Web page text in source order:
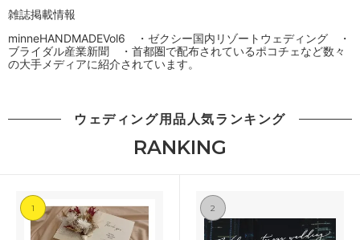
雑誌掲載情報
minneHANDMADEVol6 ・ゼクシー国内リゾートウェディング ・
ブライダル産業新聞 ・首都圏で配布されているポコチェなど数々
の大手メディアに紹介されています。
ウェディング用品人気ランキング
RANKING
1 2